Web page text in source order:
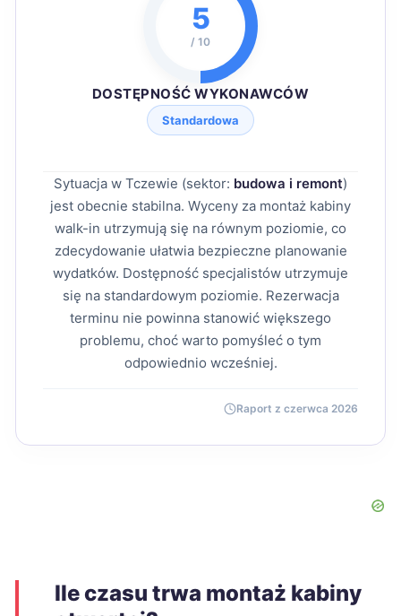
5
/ 10
DOSTĘPNOŚĆ WYKONAWCÓW
Standardowa
Sytuacja w Tczewie (sektor: budowa i remont)
jest obecnie stabilna. Wyceny za montaż kabiny
walk-in utrzymują się na równym poziomie, co
zdecydowanie ułatwia bezpieczne planowanie
wydatków. Dostępność specjalistów utrzymuje
się na standardowym poziomie. Rezerwacja
terminu nie powinna stanowić większego
problemu, choć warto pomyśleć o tym
odpowiednio wcześniej.
Raport z czerwca 2026
Ile czasu trwa montaż kabiny